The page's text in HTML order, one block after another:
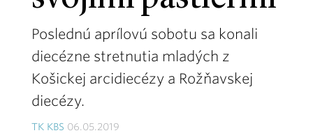
Poslednú aprílovú sobotu sa konali
diecézne stretnutia mladých z
Košickej arcidiecézy a Rožňavskej
diecézy.
TK KBS 06.05.2019